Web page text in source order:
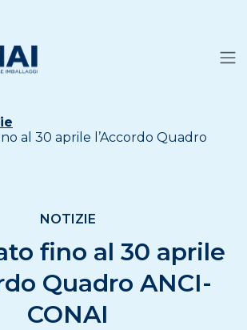
al 30 aprile l’Accordo Quadro
NOTIZIE
fino al 30 aprile
Quadro ANCI-
CONAI